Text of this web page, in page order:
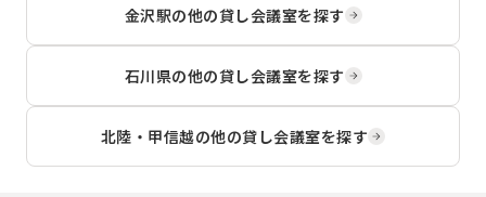
金沢駅の他の貸し会議室を探す
石川県の他の貸し会議室を探す
北陸・甲信越の他の貸し会議室を探す